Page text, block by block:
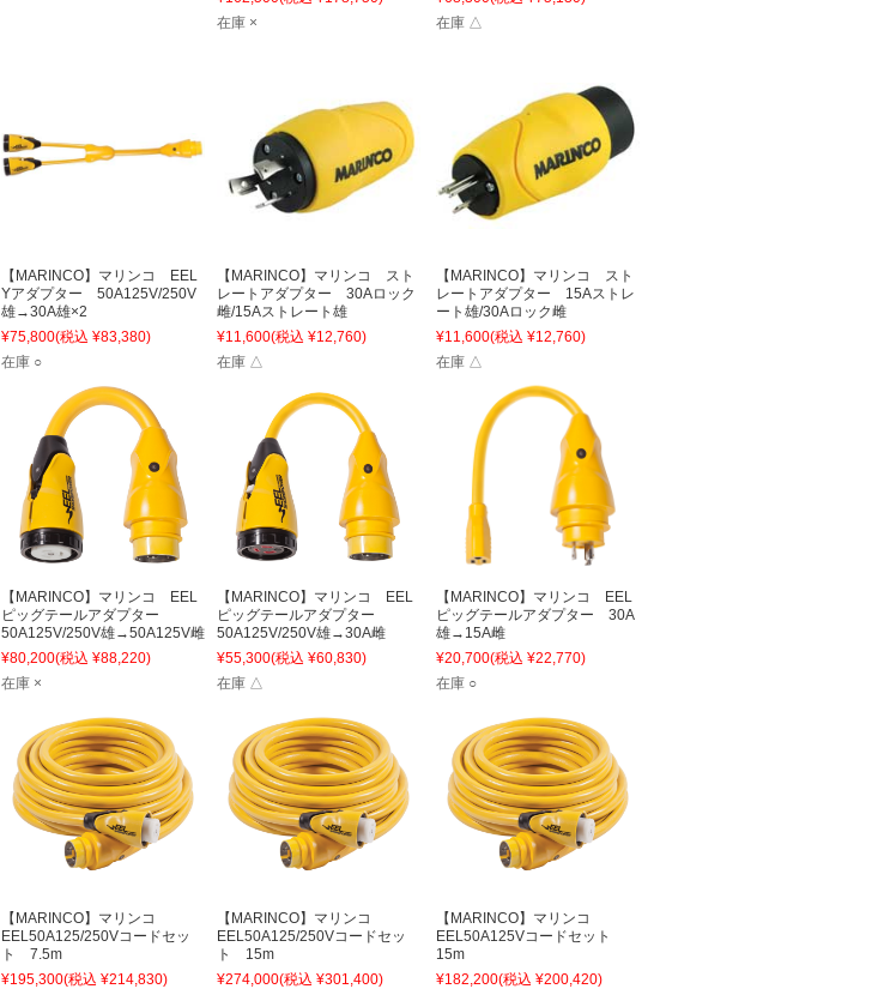
在庫 ×
在庫 △
【MARINCO】マリンコ EEL
Yアダプター 50A125V/250V
雄→30A雄×2
¥75,800(税込 ¥83,380)
在庫 ○
【MARINCO】マリンコ スト
レートアダプター 30Aロック
雌/15Aストレート雄
¥11,600(税込 ¥12,760)
在庫 △
【MARINCO】マリンコ スト
レートアダプター 15Aストレ
ート雄/30Aロック雌
¥11,600(税込 ¥12,760)
在庫 △
【MARINCO】マリンコ EEL
ピッグテールアダプター
50A125V/250V雄→50A125V雌
¥80,200(税込 ¥88,220)
在庫 ×
【MARINCO】マリンコ EEL
ピッグテールアダプター
50A125V/250V雄→30A雌
¥55,300(税込 ¥60,830)
在庫 △
【MARINCO】マリンコ EEL
ピッグテールアダプター 30A
雄→15A雌
¥20,700(税込 ¥22,770)
在庫 ○
【MARINCO】マリンコ
EEL50A125/250Vコードセッ
ト 7.5m
¥195,300(税込 ¥214,830)
【MARINCO】マリンコ
EEL50A125/250Vコードセッ
ト 15m
¥274,000(税込 ¥301,400)
【MARINCO】マリンコ
EEL50A125Vコードセット
15m
¥182,200(税込 ¥200,420)